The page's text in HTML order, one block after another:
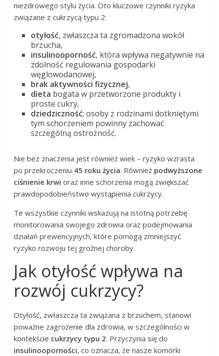
niezdrowego stylu życia. Oto kluczowe czynniki ryzyka
związane z cukrzycą typu 2:
otyłość, zwłaszcza ta zgromadzona wokół
brzucha,
insulinooporność, która wpływa negatywnie na
zdolność regulowania gospodarki
węglowodanowej,
brak aktywności fizycznej,
dieta bogata w przetworzone produkty i
proste cukry,
dziedziczność; osoby z rodzinami dotkniętymi
tym schorzeniem powinny zachować
szczególną ostrożność.
Nie bez znaczenia jest również wiek – ryzyko wzrasta
po przekroczeniu 45 roku życia. Również podwyższone
ciśnienie krwi oraz inne schorzenia mogą zwiększać
prawdopodobieństwo wystąpienia cukrzycy.
Te wszystkie czynniki wskazują na istotną potrzebę
monitorowania swojego zdrowia oraz podejmowania
działań prewencyjnych, które pomogą zmniejszyć
ryzyko rozwoju tej groźnej choroby.
Jak otyłość wpływa na
rozwój cukrzycy?
Otyłość, zwłaszcza ta związana z brzuchem, stanowi
poważne zagrożenie dla zdrowia, w szczególności w
kontekście cukrzycy typu 2. Przyczynia się do
insulinooporności, co oznacza, że nasze komórki